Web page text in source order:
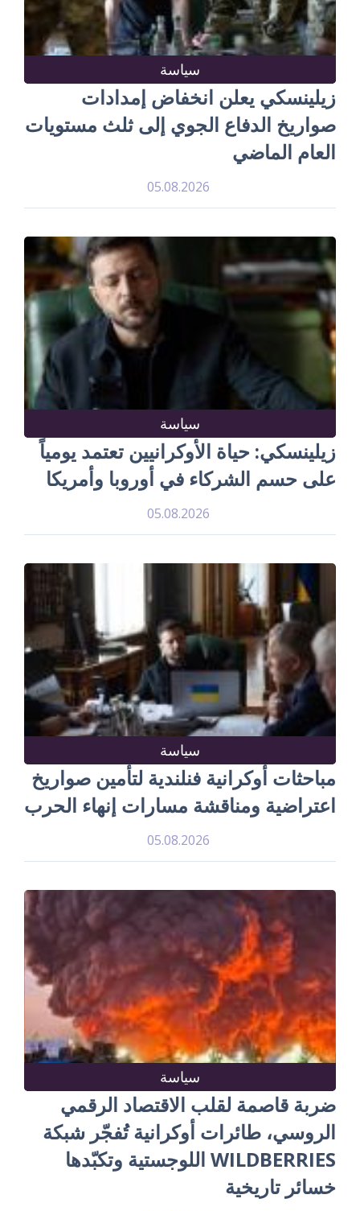
سياسة
زيلينسكي يعلن انخفاض إمدادات
صواريخ الدفاع الجوي إلى ثلث مستويات
العام الماضي
05.08.2026
سياسة
زيلينسكي: حياة الأوكرانيين تعتمد يومياً
على حسم الشركاء في أوروبا وأمريكا
05.08.2026
سياسة
مباحثات أوكرانية فنلندية لتأمين صواريخ
اعتراضية ومناقشة مسارات إنهاء الحرب
05.08.2026
سياسة
ضربة قاصمة لقلب الاقتصاد الرقمي
الروسي، طائرات أوكرانية تُفجّر شبكة
WILDBERRIES اللوجستية وتكبّدها
خسائر تاريخية